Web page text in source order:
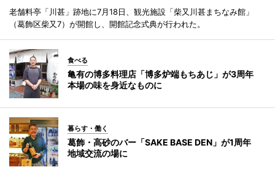
老舗料亭「川甚」跡地に7月18日、観光施設「柴又川甚まちなみ館」
（葛飾区柴又7）が開館し、開館記念式典が行われた。
食べる
亀有の博多料理店「博多炉端もちあじ」が3周年
本場の味を身近なものに
暮らす・働く
葛飾・高砂のバー「SAKE BASE DEN」が1周年
地域交流の場に